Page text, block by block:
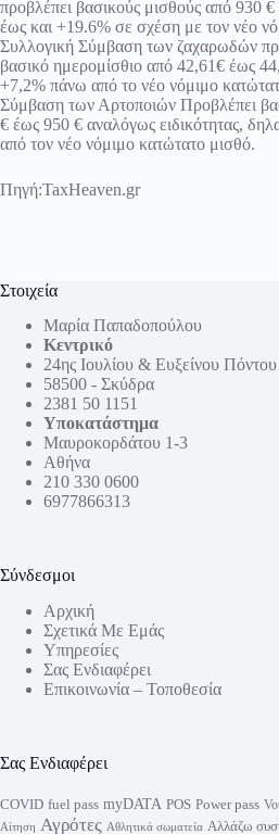
προβλέπει βασικούς μισθούς από 930
έως και +19.6% σε σχέση με τον νέο
Συλλογική Σύμβαση των ζαχαρωδών
βασικό ημερομίσθιο από 42,61€ έως
+7,2% πάνω από το νέο νόμιμο
Σύμβαση των Αρτοποιών Προβλέπει
€ έως 950 € αναλόγως ειδικότητας,
από τον νέο νόμιμο κατώτατο μισθό.
Πηγή:TaxHeaven.gr
Στοιχεία
Μαρία Παπαδοπούλου
Κεντρικό
24ης Ιουλίου & Ευξείνου Πόντου
58500 - Σκύδρα
2381 50 1151
Υποκατάστημα
Μαυροκορδάτου 1-3
Αθήνα
210 330 0600
6977866313
Σύνδεσμοι
Αρχική
Σχετικά Με Εμάς
Υπηρεσίες
Σας Ενδιαφέρει
Επικοινωνία – Τοποθεσία
Σας Ενδιαφέρει
COVID fuel pass myDATA POS Power pass
Αίτηση Αγρότες Αθλητικά σωματεία Αλλάζω